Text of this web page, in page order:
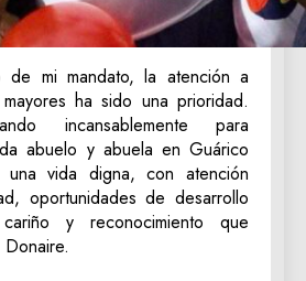
mi mandato, la atención a
ha sido una prioridad.
incansablemente para
abuelo y abuela en Guárico
vida digna, con atención
oportunidades de desarrollo
y reconocimiento que